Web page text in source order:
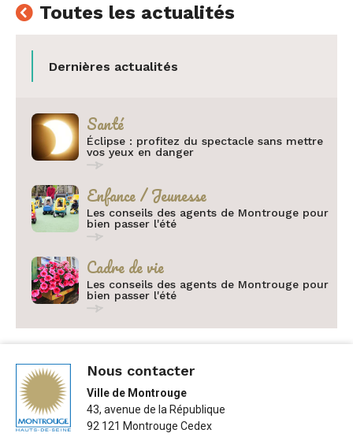
Toutes les actualités
Dernières actualités
Éclipse : profitez du spectacle sans mettre
vos yeux en danger
Catégorie :
Santé
Les conseils des agents de Montrouge pour
bien passer l'été
Catégorie :
Enfance / Jeunesse
Les conseils des agents de Montrouge pour
bien passer l'été
Catégorie :
Cadre de vie
Nous contacter
Ville de Montrouge
43, avenue de la République
92 121 Montrouge Cedex